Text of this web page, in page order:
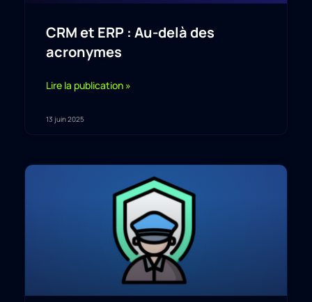
CRM et ERP : Au-delà des
acronymes
Lire la publication »
13 juin 2025